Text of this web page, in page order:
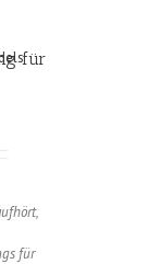
für
für